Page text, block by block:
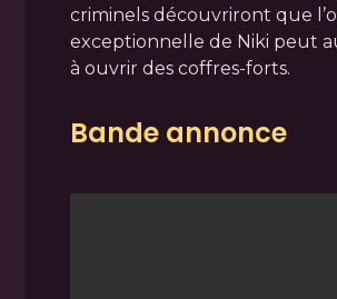
criminels découvriront que
exceptionnelle de Niki peut
à ouvrir des coffres-forts.
Bande annonce